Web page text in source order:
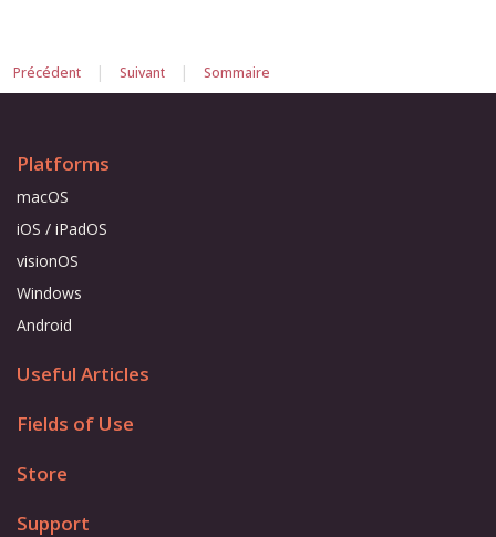
Précédent | Suivant | Sommaire
Platforms
macOS
iOS / iPadOS
visionOS
Windows
Android
Useful Articles
Fields of Use
Store
Support